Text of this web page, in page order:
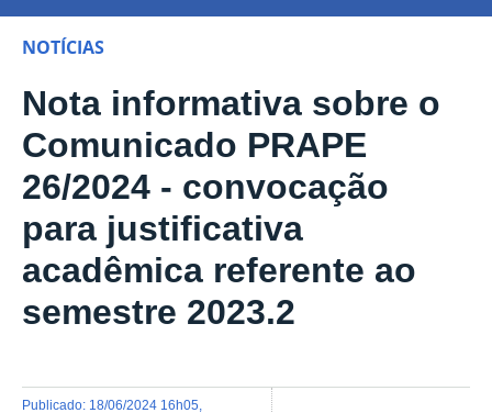
NOTÍCIAS
Nota informativa sobre o
Comunicado PRAPE
26/2024 - convocação
para justificativa
acadêmica referente ao
semestre 2023.2
publicado: 18/06/2024 16h05